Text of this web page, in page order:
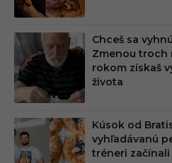
Chceš sa
Zmenou troch
rokom získaš
života
Kúsok od
vyhľadávanú
tréneri začínali